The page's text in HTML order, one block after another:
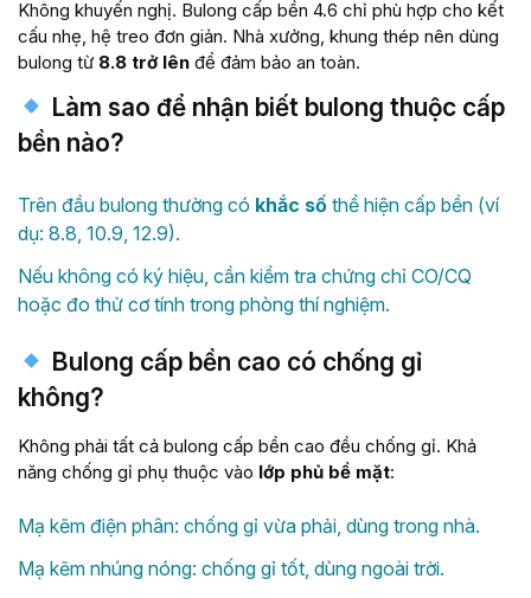
Không khuyến nghị. Bulong cấp bền 4.6 chỉ phù hợp cho kết
cấu nhẹ, hệ treo đơn giản. Nhà xưởng, khung thép nên dùng
bulong từ 8.8 trở lên để đảm bảo an toàn.
Làm sao để nhận biết bulong thuộc cấp
bền nào?
Trên đầu bulong thường có khắc số thể hiện cấp bền (ví
dụ: 8.8, 10.9, 12.9).
Nếu không có ký hiệu, cần kiểm tra chứng chỉ CO/CQ
hoặc đo thử cơ tính trong phòng thí nghiệm.
Bulong cấp bền cao có chống gỉ
không?
Không phải tất cả bulong cấp bền cao đều chống gỉ. Khả
năng chống gỉ phụ thuộc vào lớp phủ bề mặt:
Mạ kẽm điện phân: chống gỉ vừa phải, dùng trong nhà.
Mạ kẽm nhúng nóng: chống gỉ tốt, dùng ngoài trời.